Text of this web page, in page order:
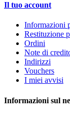
Il tuo account
Informazioni
Restituzione
Ordini
Note di
Indirizzi
Vouchers
I miei avvisi
Informazioni sul